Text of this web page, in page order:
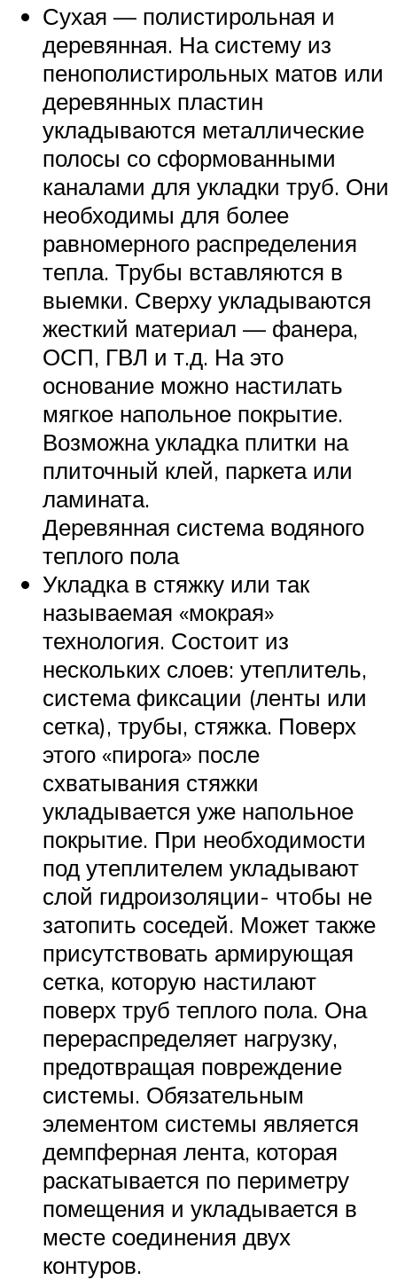
Сухая — полистирольная и
деревянная. На систему из
пенополистирольных матов или
деревянных пластин
укладываются металлические
полосы со сформованными
каналами для укладки труб. Они
необходимы для более
равномерного распределения
тепла. Трубы вставляются в
выемки. Сверху укладываются
жесткий материал — фанера,
ОСП, ГВЛ и т.д. На это
основание можно настилать
мягкое напольное покрытие.
Возможна укладка плитки на
плиточный клей, паркета или
ламината.
Деревянная система водяного
теплого пола
Укладка в стяжку или так
называемая «мокрая»
технология. Состоит из
нескольких слоев: утеплитель,
система фиксации (ленты или
сетка), трубы, стяжка. Поверх
этого «пирога» после
схватывания стяжки
укладывается уже напольное
покрытие. При необходимости
под утеплителем укладывают
слой гидроизоляции- чтобы не
затопить соседей. Может также
присутствовать армирующая
сетка, которую настилают
поверх труб теплого пола. Она
перераспределяет нагрузку,
предотвращая повреждение
системы. Обязательным
элементом системы является
демпферная лента, которая
раскатывается по периметру
помещения и укладывается в
месте соединения двух
контуров.